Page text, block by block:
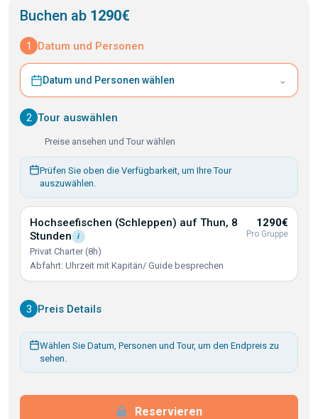
Buchen ab 1290€
1 Datum und Personen
Datum und Personen wählen ⌄
2 Tour auswählen
Preise ansehen und Tour wählen
Prüfen Sie oben die Verfügbarkeit, um Ihre Tour
auszuwählen.
Hochseefischen (Schleppen) auf Thun, 8
Stunden
i
Privat Charter (8h)
Abfahrt: Uhrzeit mit Kapitän/ Guide besprechen
1290€
Pro Gruppe
3 Preis Details
Wählen Sie Datum, Personen und Tour, um den Endpreis zu
sehen.
Reservieren